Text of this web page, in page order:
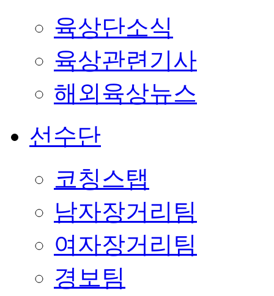
육상단소식
육상관련기사
해외육상뉴스
선수단
코칭스탭
남자장거리팀
여자장거리팀
경보팀